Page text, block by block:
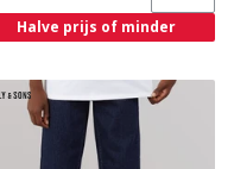
Halve prijs of minder